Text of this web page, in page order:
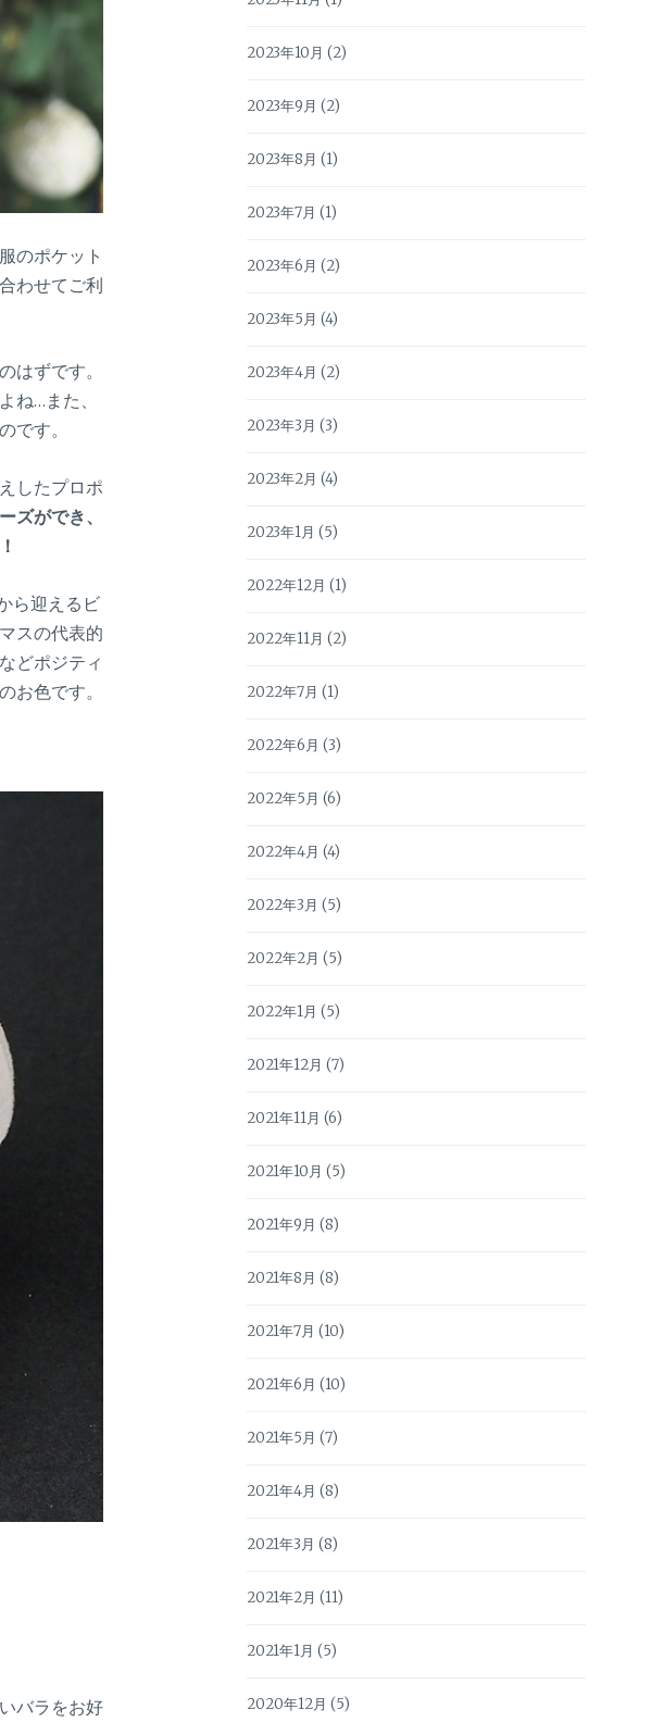
のポケット
わせてご利
はずです。
ね…また、
です。
したプロポ
ズができ、
ら迎えるビ
スの代表的
どポジティ
お色です。
バラをお好
2023年10月 (2)
2023年9月 (2)
2023年8月 (1)
2023年7月 (1)
2023年6月 (2)
2023年5月 (4)
2023年4月 (2)
2023年3月 (3)
2023年2月 (4)
2023年1月 (5)
2022年12月 (1)
2022年11月 (2)
2022年7月 (1)
2022年6月 (3)
2022年5月 (6)
2022年4月 (4)
2022年3月 (5)
2022年2月 (5)
2022年1月 (5)
2021年12月 (7)
2021年11月 (6)
2021年10月 (5)
2021年9月 (8)
2021年8月 (8)
2021年7月 (10)
2021年6月 (10)
2021年5月 (7)
2021年4月 (8)
2021年3月 (8)
2021年2月 (11)
2021年1月 (5)
2020年12月 (5)